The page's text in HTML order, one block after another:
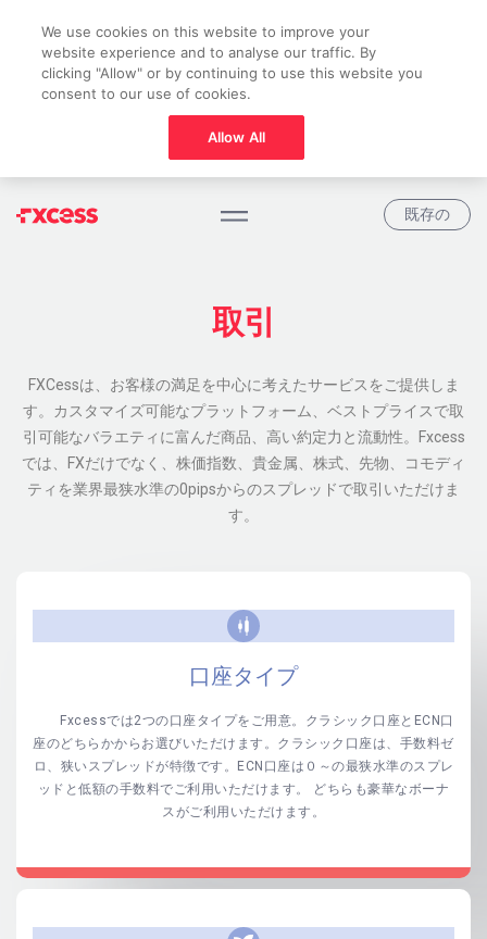
既存の
取引
FXCessは、お客様の満足を中心に考えたサービスをご提供しま
す。カスタマイズ可能なプラットフォーム、ベストプライスで取
引可能なバラエティに富んだ商品、高い約定力と流動性。Fxcess
では、FXだけでなく、株価指数、貴金属、株式、先物、コモディ
ティを業界最狭水準の0pipsからのスプレッドで取引いただけま
す。
口座タイプ
Fxcessでは2つの口座タイプをご用意。クラシック口座とECN口
座のどちらかからお選びいただけます。クラシック口座は、手数料ゼ
ロ、狭いスプレッドが特徴です。ECN口座は０～の最狭水準のスプレ
ッドと低額の手数料でご利用いただけます。 どちらも豪華なボーナ
スがご利用いただけます。
We use cookies on this website to improve your
website experience and to analyse our traffic. By
clicking "Allow" or by continuing to use this website you
consent to our use of cookies.
Allow All